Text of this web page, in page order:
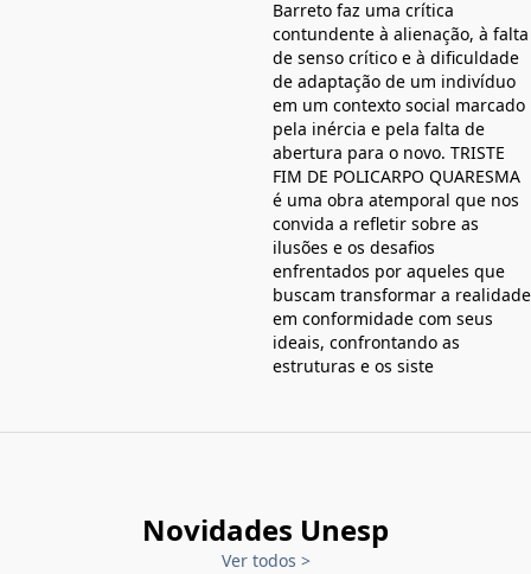
Barreto faz uma crítica
contundente à alienação, à falta
de senso crítico e à dificuldade
de adaptação de um indivíduo
em um contexto social marcado
pela inércia e pela falta de
abertura para o novo. TRISTE
FIM DE POLICARPO QUARESMA
é uma obra atemporal que nos
convida a refletir sobre as
ilusões e os desafios
enfrentados por aqueles que
buscam transformar a realidade
em conformidade com seus
ideais, confrontando as
estruturas e os siste
Novidades Unesp
Ver todos >